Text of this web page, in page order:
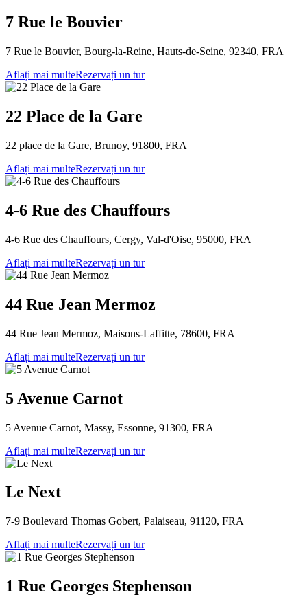
7 Rue le Bouvier
7 Rue le Bouvier, Bourg-la-Reine, Hauts-de-Seine, 92340, FRA
Aflați mai multeRezervați un tur
22 Place de la Gare
22 place de la Gare, Brunoy, 91800, FRA
Aflați mai multeRezervați un tur
4-6 Rue des Chauffours
4-6 Rue des Chauffours, Cergy, Val-d'Oise, 95000, FRA
Aflați mai multeRezervați un tur
44 Rue Jean Mermoz
44 Rue Jean Mermoz, Maisons-Laffitte, 78600, FRA
Aflați mai multeRezervați un tur
5 Avenue Carnot
5 Avenue Carnot, Massy, Essonne, 91300, FRA
Aflați mai multeRezervați un tur
Le Next
7-9 Boulevard Thomas Gobert, Palaiseau, 91120, FRA
Aflați mai multeRezervați un tur
1 Rue Georges Stephenson